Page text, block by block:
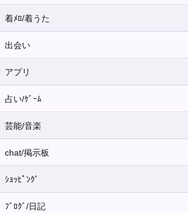
着ﾒﾛ/着うた
出会い
アプリ
占い/ｹﾞｰﾑ
芸能/音楽
chat/掲示板
ｼｮｯﾋﾟﾝｸﾞ
ﾌﾞﾛｸﾞ/日記